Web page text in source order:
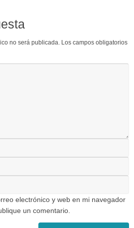
no será publicada. Los campos obligatorios
electrónico y web en mi navegador
un comentario.